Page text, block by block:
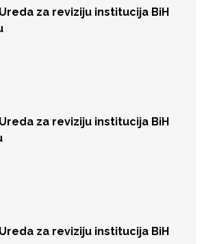
za reviziju institucija BiH
za reviziju institucija BiH
za reviziju institucija BiH